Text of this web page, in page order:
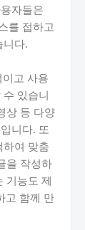
자들은
를 접하고
니다.
고 사용
있습니
상 등 다양
니다. 또
여 맞춤
을 작성하
기능도 제
고 함께 만